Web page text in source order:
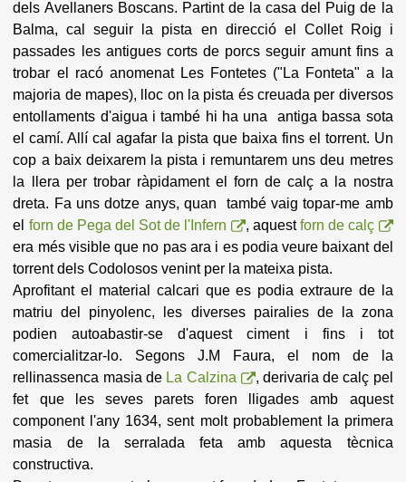
dels Avellaners Boscans. Partint de la casa del Puig de la
Balma, cal seguir la pista en direcció el Collet Roig i
passades les antigues corts de porcs seguir amunt fins a
trobar el racó anomenat Les Fontetes ("La Fonteta" a la
majoria de mapes), lloc on la pista és creuada per diversos
entollaments d'aigua i també hi ha una antiga bassa sota
el camí. Allí cal agafar la pista que baixa fins el torrent. Un
cop a baix deixarem la pista i remuntarem uns deu metres
la llera per trobar ràpidament el forn de calç a la nostra
dreta. Fa uns dotze anys, quan també vaig topar-me amb
el forn de Pega del Sot de l'Infern , aquestforn de calç
era més visible que no pas ara i es podia veure baixant del
torrent dels Codolosos venint per la mateixa pista.
Aprofitant el material calcari que es podia extraure de la
matriu del pinyolenc, les diverses pairalies de la zona
podien autoabastir-se d'aquest ciment i fins i tot
comercialitzar-lo. Segons J.M Faura, el nom de la
rellinassenca masia de La Calzina
, derivaria de calç pel
fet que les seves parets foren lligades amb aquest
component l'any 1634, sent molt probablement la primera
masia de la serralada feta amb aquesta tècnica
constructiva.